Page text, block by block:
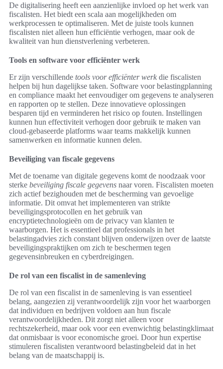
De digitalisering heeft een aanzienlijke invloed op het werk van
fiscalisten. Het biedt een scala aan mogelijkheden om
werkprocessen te optimaliseren. Met de juiste tools kunnen
fiscalisten niet alleen hun efficiëntie verhogen, maar ook de
kwaliteit van hun dienstverlening verbeteren.
Tools en software voor efficiënter werk
Er zijn verschillende tools voor efficiënter werk die fiscalisten
helpen bij hun dagelijkse taken. Software voor belastingplanning
en compliance maakt het eenvoudiger om gegevens te analyseren
en rapporten op te stellen. Deze innovatieve oplossingen
besparen tijd en verminderen het risico op fouten. Instellingen
kunnen hun effectiviteit verhogen door gebruik te maken van
cloud-gebaseerde platforms waar teams makkelijk kunnen
samenwerken en informatie kunnen delen.
Beveiliging van fiscale gegevens
Met de toename van digitale gegevens komt de noodzaak voor
sterke beveiliging fiscale gegevens naar voren. Fiscalisten moeten
zich actief bezighouden met de bescherming van gevoelige
informatie. Dit omvat het implementeren van strikte
beveiligingsprotocollen en het gebruik van
encryptietechnologieën om de privacy van klanten te
waarborgen. Het is essentieel dat professionals in het
belastingadvies zich constant blijven onderwijzen over de laatste
beveiligingspraktijken om zich te beschermen tegen
gegevensinbreuken en cyberdreigingen.
De rol van een fiscalist in de samenleving
De rol van een fiscalist in de samenleving is van essentieel
belang, aangezien zij verantwoordelijk zijn voor het waarborgen
dat individuen en bedrijven voldoen aan hun fiscale
verantwoordelijkheden. Dit zorgt niet alleen voor
rechtszekerheid, maar ook voor een evenwichtig belastingklimaat
dat onmisbaar is voor economische groei. Door hun expertise
stimuleren fiscalisten verantwoord belastingbeleid dat in het
belang van de maatschappij is.